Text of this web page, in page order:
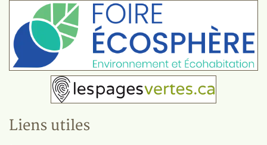
Liens utiles